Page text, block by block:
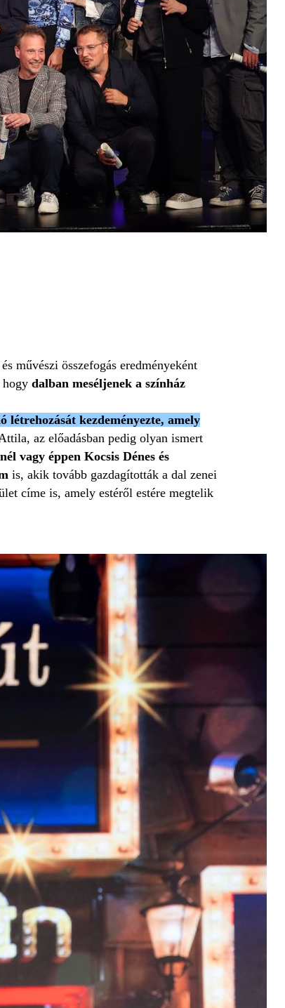
művészi összefogás eredményeként
hogy dalban meséljenek a színház
kezdeményezte, amely
az előadásban pedig olyan ismert
vagy éppen Kocsis Dénes és
is, akik tovább gazdagították a dal zenei
címe is, amely estéről estére megtelik